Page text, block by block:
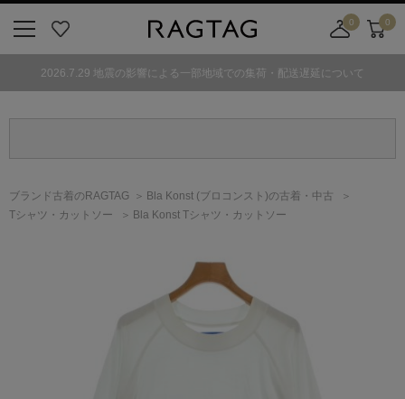
気
0
舗
カ
ト
0
2026.7.29 地震の影響による一部地域での集荷・配送遅延について
ブランド古着のRAGTAG Bla Konst (ブロコンスト)の古着・中古
Tシャツ・カットソー
Bla Konst Tシャツ・カットソー